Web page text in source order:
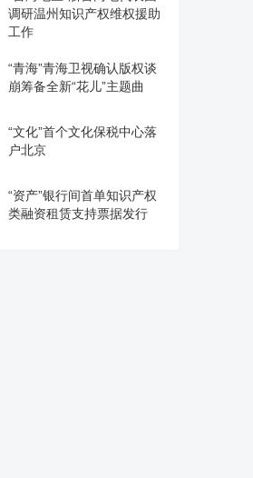
调研温州知识产权维权援助
工作
“青海”青海卫视确认版权谈
崩筹备全新“花儿”主题曲
“文化”首个文化保税中心落
户北京
“资产”银行间首单知识产权
类融资租赁支持票据发行